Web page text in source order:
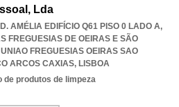
Lda
AMÉLIA EDIFÍCIO Q61 PISO 0 LADO A,
FREGUESIAS DE OEIRAS E SÃO
UNIAO FREGUESIAS OEIRAS SAO
ARCOS CAXIAS, LISBOA
produtos de limpeza